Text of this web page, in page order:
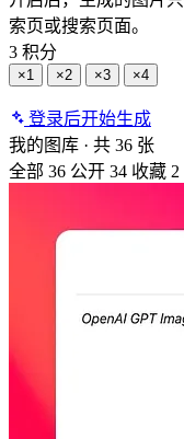
索页或搜索页面。
3 积分
×1 ×2 ×3 ×4
登录后开始生成
我的图库 · 共 36 张
全部 36 公开 34 收藏 2